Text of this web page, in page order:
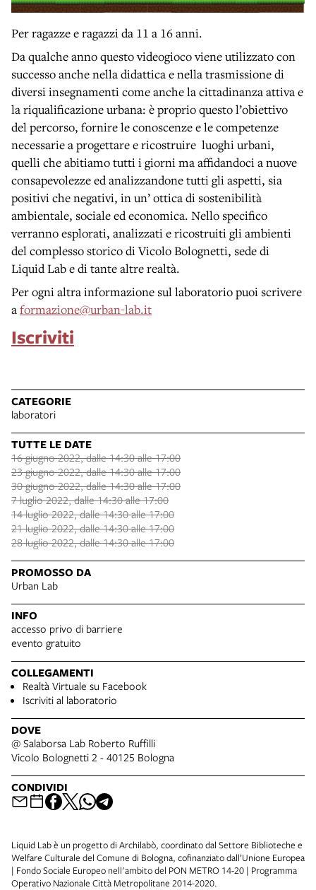
Per ragazze e ragazzi da 11 a 16 anni.
Da qualche anno questo videogioco viene utilizzato con
successo anche nella didattica e nella trasmissione di
diversi insegnamenti come anche la cittadinanza attiva e
la riqualificazione urbana: è proprio questo l’obiettivo
del percorso, fornire le conoscenze e le competenze
necessarie a progettare e ricostruire luoghi urbani,
quelli che abitiamo tutti i giorni ma affidandoci a nuove
consapevolezze ed analizzandone tutti gli aspetti, sia
positivi che negativi, in un’ ottica di sostenibilità
ambientale, sociale ed economica. Nello specifico
verranno esplorati, analizzati e ricostruiti gli ambienti
del complesso storico di Vicolo Bolognetti, sede di
Liquid Lab e di tante altre realtà.
Per ogni altra informazione sul laboratorio puoi scrivere
aformazione@urban-lab.it
Iscriviti
CATEGORIE
laboratori
TUTTE LE DATE
16 giugno 2022, dalle 14:30 alle 17:00
23 giugno 2022, dalle 14:30 alle 17:00
30 giugno 2022, dalle 14:30 alle 17:00
7 luglio 2022, dalle 14:30 alle 17:00
14 luglio 2022, dalle 14:30 alle 17:00
21 luglio 2022, dalle 14:30 alle 17:00
28 luglio 2022, dalle 14:30 alle 17:00
PROMOSSO DA
Urban Lab
INFO
accesso privo di barriere
evento gratuito
COLLEGAMENTI
Realtà Virtuale su Facebook
Iscriviti al laboratorio
DOVE
@ Salaborsa Lab Roberto Ruffilli
Vicolo Bolognetti 2 - 40125 Bologna
CONDIVIDI
Liquid Lab è un progetto di Archilabò, coordinato dal Settore Biblioteche e
Welfare Culturale del Comune di Bologna, cofinanziato dall’Unione Europea
| Fondo Sociale Europeo nell'ambito del PON METRO 14-20 | Programma
Operativo Nazionale Città Metropolitane 2014-2020.